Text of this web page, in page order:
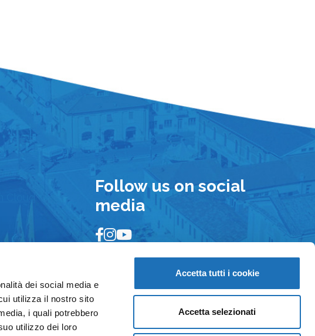
dei social media e
utilizza il nostro sito
i quali potrebbero
utilizzo dei loro
Accetta tutti i cookie
Accetta selezionati
Follow us on social
media